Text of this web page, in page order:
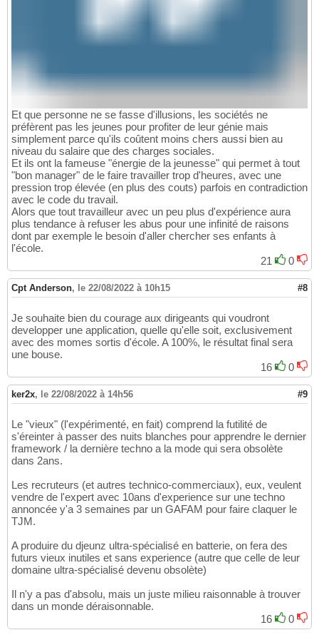
Et que personne ne se fasse d'illusions, les sociétés ne
préfèrent pas les jeunes pour profiter de leur génie mais
simplement parce qu'ils coûtent moins chers aussi bien au
niveau du salaire que des charges sociales.
Et ils ont la fameuse "énergie de la jeunesse" qui permet à tout
"bon manager" de le faire travailler trop d'heures, avec une
pression trop élevée (en plus des couts) parfois en contradiction
avec le code du travail.
Alors que tout travailleur avec un peu plus d'expérience aura
plus tendance à refuser les abus pour une infinité de raisons
dont par exemple le besoin d'aller chercher ses enfants à
l'école.
21
0
Cpt Anderson, le 22/08/2022 à 10h15 #8
Je souhaite bien du courage aux dirigeants qui voudront
developper une application, quelle qu'elle soit, exclusivement
avec des momes sortis d'école. A 100%, le résultat final sera
une bouse.
16
0
ker2x, le 22/08/2022 à 14h56 #9
Le "vieux" (l'expérimenté, en fait) comprend la futilité de
s'éreinter à passer des nuits blanches pour apprendre le dernier
framework / la dernière techno a la mode qui sera obsolète
dans 2ans.
Les recruteurs (et autres technico-commerciaux), eux, veulent
vendre de l'expert avec 10ans d'experience sur une techno
annoncée y'a 3 semaines par un GAFAM pour faire claquer le
TJM.
A produire du djeunz ultra-spécialisé en batterie, on fera des
futurs vieux inutiles et sans experience (autre que celle de leur
domaine ultra-spécialisé devenu obsolète)
Il n'y a pas d'absolu, mais un juste milieu raisonnable à trouver
dans un monde déraisonnable.
16
0